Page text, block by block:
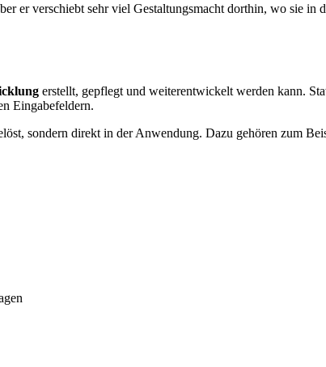
er verschiebt sehr viel Gestaltungsmacht dorthin, wo sie in
erstellt, gepflegt und weiterentwickelt werden kann.
Eingabefeldern.
sondern direkt in der Anwendung. Dazu gehören zum